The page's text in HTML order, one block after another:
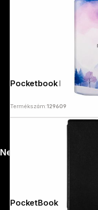
Pocketbook Flip
Termékszám:129609
News